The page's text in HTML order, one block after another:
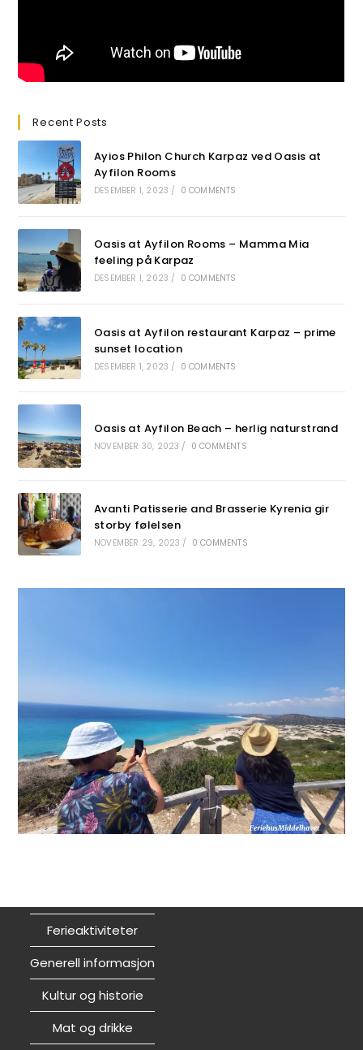
Recent Posts
Ayios Philon Church Karpaz ved Oasis at
Ayfilon Rooms
DESEMBER 1, 2023 / 0 COMMENTS
Oasis at Ayfilon Rooms – Mamma Mia
feeling på Karpaz
DESEMBER 1, 2023 / 0 COMMENTS
Oasis at Ayfilon restaurant Karpaz – prime
sunset location
DESEMBER 1, 2023 / 0 COMMENTS
Oasis at Ayfilon Beach – herlig naturstrand
NOVEMBER 30, 2023 / 0 COMMENTS
Avanti Patisserie and Brasserie Kyrenia gir
storby følelsen
NOVEMBER 29, 2023 / 0 COMMENTS
Ferieaktiviteter
Generell informasjon
Kultur og historie
Mat og drikke